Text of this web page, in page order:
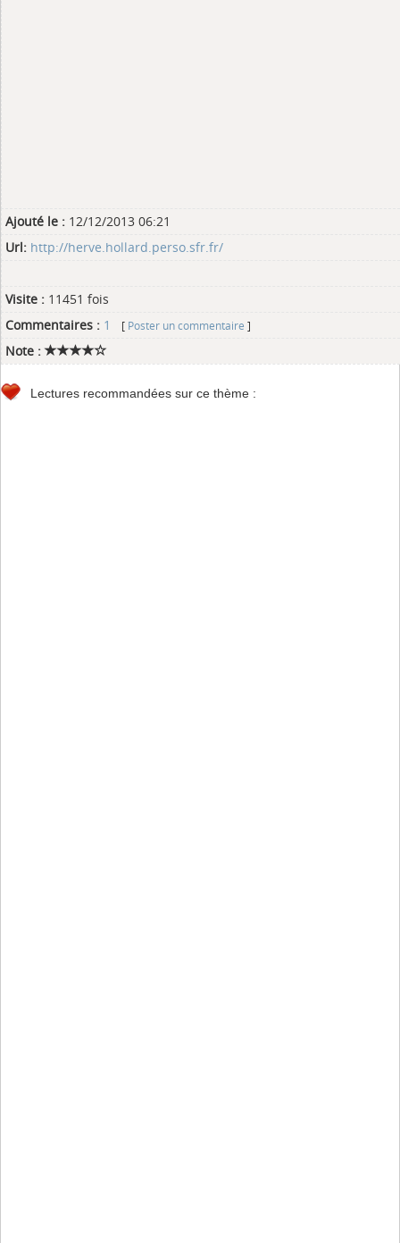
Ajouté le : 12/12/2013 06:21
Url: http://herve.hollard.perso.sfr.fr/
Visite : 11451 fois
Commentaires : 1 [ Poster un commentaire ]
Note :
Lectures recommandées sur ce thème :